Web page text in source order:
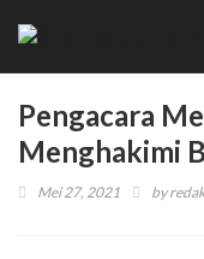
Pengacara
Menghakimi
Mei 27, 2021 by